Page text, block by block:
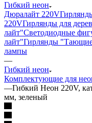
Гибкий неон
Дюралайт 220V
220VГирлянды для
лайт"Светодиодные
лайт"Гирлянды "Тающие
лампы
—
Гибкий неон
Комплектующие для
—Гибкий Неон 220V,
мм, зеленый